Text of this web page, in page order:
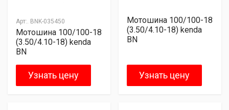
Арт:. BNK-035450
Мотошина 100/100-18
(3.50/4.10-18) kenda
BN
Узнать цену
Мотошина 100/100-18
(3.50/4.10-18) kenda
BN
Узнать цену